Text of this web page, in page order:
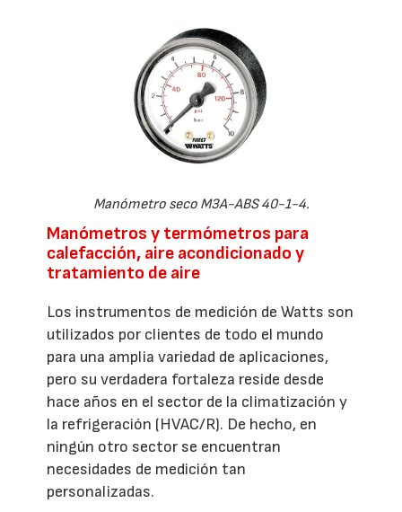
Manómetro seco M3A-ABS 40-1-4.
Manómetros y termómetros para
calefacción, aire acondicionado y
tratamiento de aire
Los instrumentos de medición de Watts son
utilizados por clientes de todo el mundo
para una amplia variedad de aplicaciones,
pero su verdadera fortaleza reside desde
hace años en el sector de la climatización y
la refrigeración (HVAC/R). De hecho, en
ningún otro sector se encuentran
necesidades de medición tan
personalizadas.